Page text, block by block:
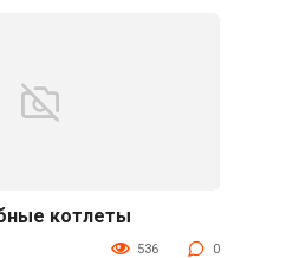
котлеты
536 0